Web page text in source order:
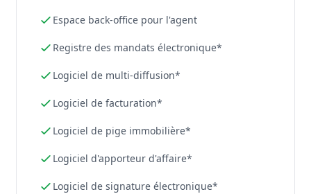
Espace back-office pour l'agent
Registre des mandats électronique*
Logiciel de multi-diffusion*
Logiciel de facturation*
Logiciel de pige immobilière*
Logiciel d'apporteur d'affaire*
Logiciel de signature électronique*